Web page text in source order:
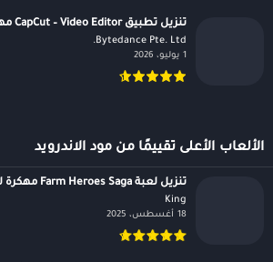
تنزيل تطبيق CapCut – Video Editor مهكر للاندرويد
Bytedance Pte. Ltd.‏
1 يوليو، 2026
الألعاب الأعلى تقييمًا من مود الاندرويد
تنزيل لعبة Farm Heroes Saga مهكرة للاندرويد
King‏
18 أغسطس، 2025